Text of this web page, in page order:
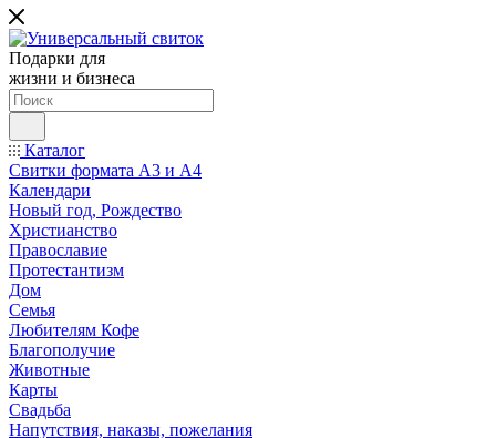
Подарки для
жизни и бизнеса
Каталог
Свитки формата А3 и А4
Календари
Новый год, Рождество
Христианство
Православие
Протестантизм
Дом
Семья
Любителям Кофе
Благополучие
Животные
Карты
Свадьба
Напутствия, наказы, пожелания